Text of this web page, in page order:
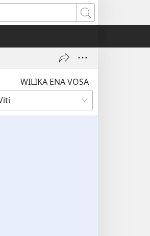
Vaqara
WILIKA ENA VOSA